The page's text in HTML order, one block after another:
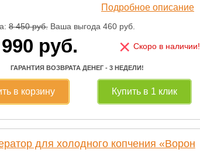
Подробное описание
8 450руб.Ваша выгода 460руб.
руб. × Скоро в наличии!
ГАРАНТИЯ ВОЗВРАТА ДЕНЕГ - 3 НЕДЕЛИ!
в корзину Купить в 1 клик
для холодного копчения «Ворон